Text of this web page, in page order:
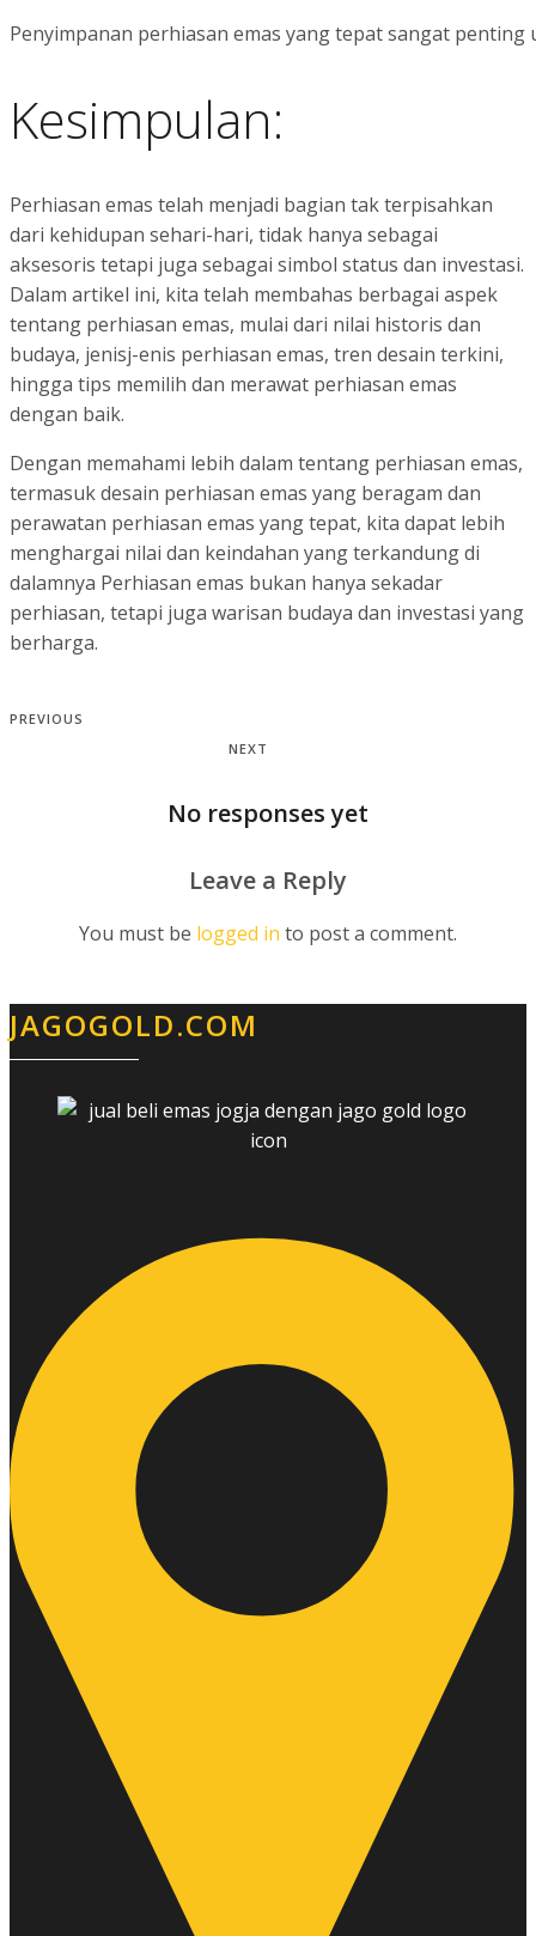
Penyimpanan perhiasan emas yang tepat sangat
Kesimpulan:
Perhiasan emas telah menjadi bagian tak terpisahkan
dari kehidupan sehari-hari, tidak hanya sebagai
aksesoris tetapi juga sebagai simbol status dan investasi.
Dalam artikel ini, kita telah membahas berbagai aspek
tentang perhiasan emas, mulai dari nilai historis dan
budaya, jenisj-enis perhiasan emas, tren desain terkini,
hingga tips memilih dan merawat perhiasan emas
dengan baik.
Dengan memahami lebih dalam tentang perhiasan emas,
termasuk desain perhiasan emas yang beragam dan
perawatan perhiasan emas yang tepat, kita dapat lebih
menghargai nilai dan keindahan yang terkandung di
dalamnya Perhiasan emas bukan hanya sekadar
perhiasan, tetapi juga warisan budaya dan investasi yang
berharga.
PREVIOUS
NEXT
No responses yet
Leave a Reply
You must be logged in to post a comment.
JAGOGOLD.COM